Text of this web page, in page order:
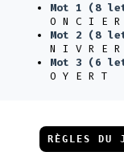
Mot 1 (8
O N C I E R
Mot 2 (8
N I V R E R
Mot 3 (6
O Y E R T
RÈGLES DU